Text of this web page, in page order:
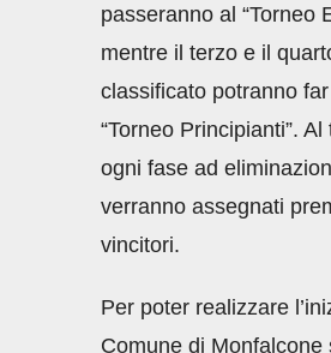
passeranno al “Torneo
mentre il terzo e il
classificato potranno
“Torneo Principianti”.
ogni fase ad
verranno assegnati
vincitori.
Per poter realizzare
Comune di Monfalcone